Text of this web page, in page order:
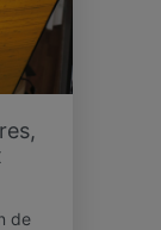
de